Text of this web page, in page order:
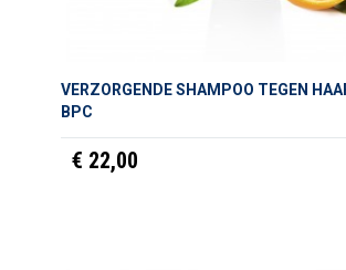
VERZORGENDE SHAMPOO TEGEN
BPC
€ 22,00